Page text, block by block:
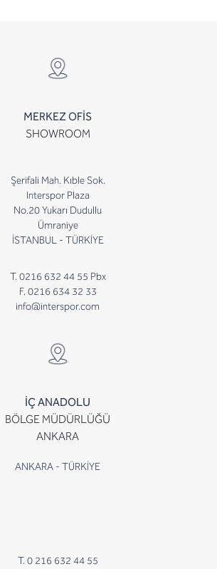
MERKEZ OFİS
SHOWROOM
Şerifali Mah. Kıble Sok.
Interspor Plaza
No.20 Yukarı Dudullu
Ümraniye
İSTANBUL - TÜRKİYE
T. 0216 632 44 55 Pbx
F. 0216 634 32 33
info@interspor.com
İÇ ANADOLU
BÖLGE MÜDÜRLÜĞÜ
ANKARA
ANKARA - TÜRKİYE
T. 0 216 632 44 55